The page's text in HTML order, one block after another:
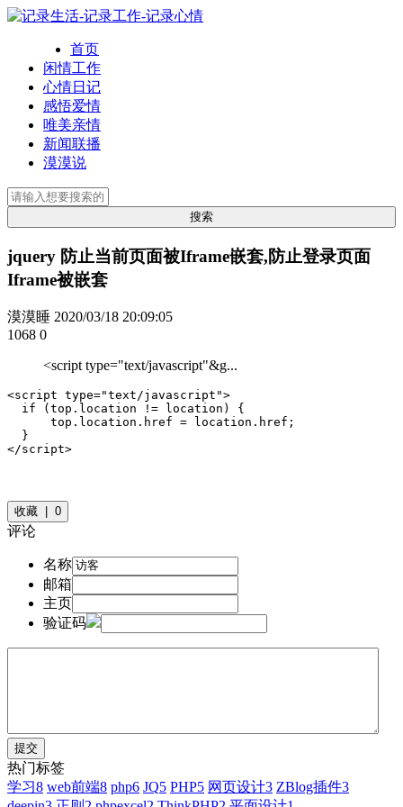
首页
闲情工作
心情日记
感悟爱情
唯美亲情
新闻联播
漠漠说
jquery 防止当前页面被Iframe嵌套,防止登录页面
Iframe被嵌套
漠漠睡 2020/03/18 20:09:05
1068 0
<script type="text/javascript"&g...
<script type="text/javascript">
if (top.location != location) {
top.location.href = location.href;
}
</script>
收藏 | 0
评论
名称
邮箱
主页
验证码
热门标签
学习8 web前端8 php6 JQ5 PHP5 网页设计3 ZBlog插件3